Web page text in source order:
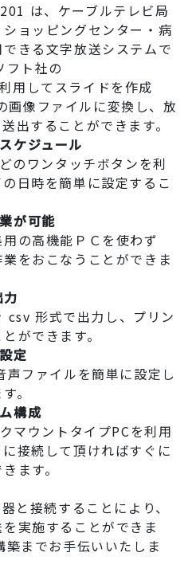
は、ケーブルテレビ局
ョッピングセンター・病
きる文字放送システムで
フト社の
してスライドを作成
画像ファイルに変換し、放
出することができます。
ケジュール
のワンタッチボタンを利
日時を簡単に設定するこ
が可能
の高機能ＰＣを使わず
をおこなうことができま
csv 形式で出力し、プリン
ができます。
定
ファイルを簡単に設定し
。
構成
マウントタイプPCを利用
接続して頂ければすぐに
ます。
と接続することにより、
実施することができま
までお手伝いいたしま